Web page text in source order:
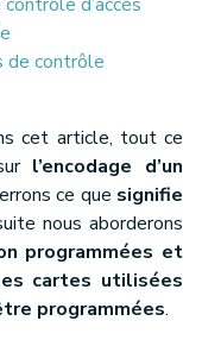
de contrôle
cet article, tout ce
l’encodage d’un
ce que signifie
nous aborderons
programmées et
cartes utilisées
programmées.